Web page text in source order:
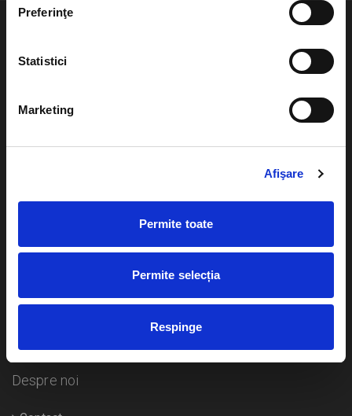
Preferinţe
Statistici
Marketing
Afişare
Permite toate
Permite selecția
Respinge
Plata online sau cash
Livrare prin curier
Duplicare bilete
Concerte si
Despre noi